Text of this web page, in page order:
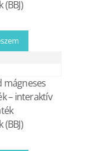
mágneses
– interaktív